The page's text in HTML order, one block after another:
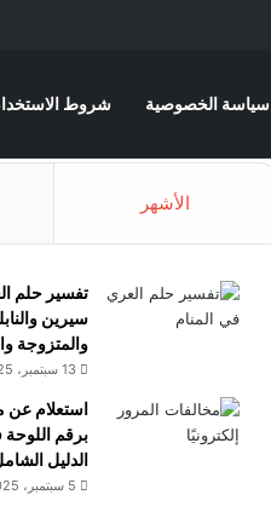
سياسة الخصوصية شروط
الأشهر
تفسير حلم
سيرين
والمتزوجة
13 سبتمبر، 2025
استعلام عن
الدليل
5 سبتمبر، 2025